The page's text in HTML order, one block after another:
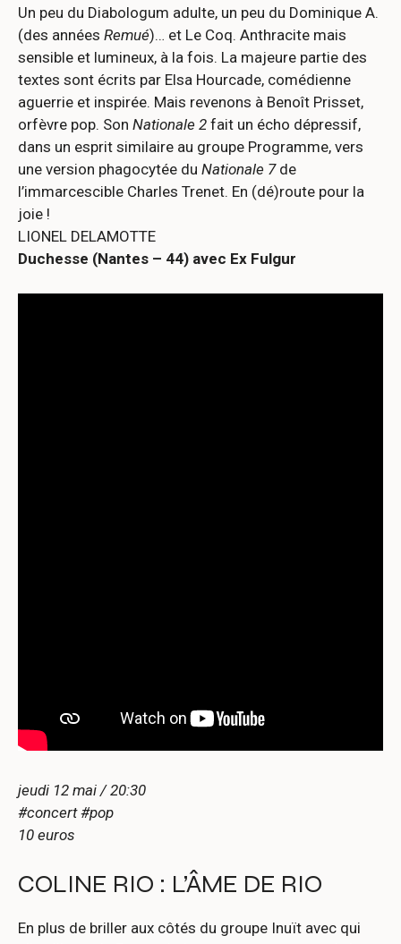
Un peu du Diabologum adulte, un peu du Dominique A.
(des années Remué)… et Le Coq. Anthracite mais
sensible et lumineux, à la fois. La majeure partie des
textes sont écrits par Elsa Hourcade, comédienne
aguerrie et inspirée. Mais revenons à Benoît Prisset,
orfèvre pop. Son Nationale 2 fait un écho dépressif,
dans un esprit similaire au groupe Programme, vers
une version phagocytée du Nationale 7de
l’immarcescible Charles Trenet. En (dé)route pour la
joie !
LIONEL DELAMOTTE
Duchesse (Nantes – 44) avec Ex Fulgur
jeudi 12 mai / 20:30
#concert #pop
10 euros
COLINE RIO : L’ÂME DE RIO
En plus de briller aux côtés du groupe Inuït avec qui